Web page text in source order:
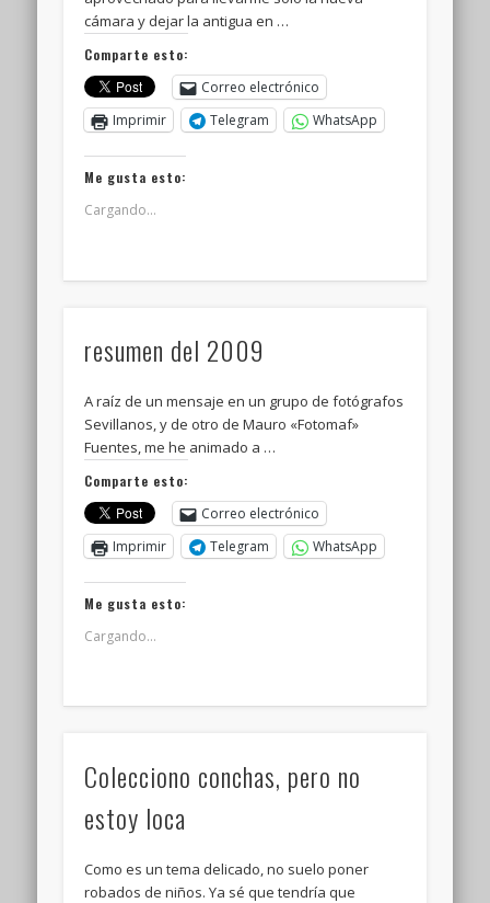
cámara y dejar la antigua en …
Comparte esto:
Correo electrónico
Imprimir
Telegram WhatsApp
Me gusta esto:
Cargando...
resumen del 2009
A raíz de un mensaje en un grupo de fotógrafos
Sevillanos, y de otro de Mauro «Fotomaf»
Fuentes, me he animado a …
Comparte esto:
Correo electrónico
Imprimir
Telegram WhatsApp
Me gusta esto:
Cargando...
Colecciono conchas, pero no
estoy loca
Como es un tema delicado, no suelo poner
robados de niños. Ya sé que tendría que